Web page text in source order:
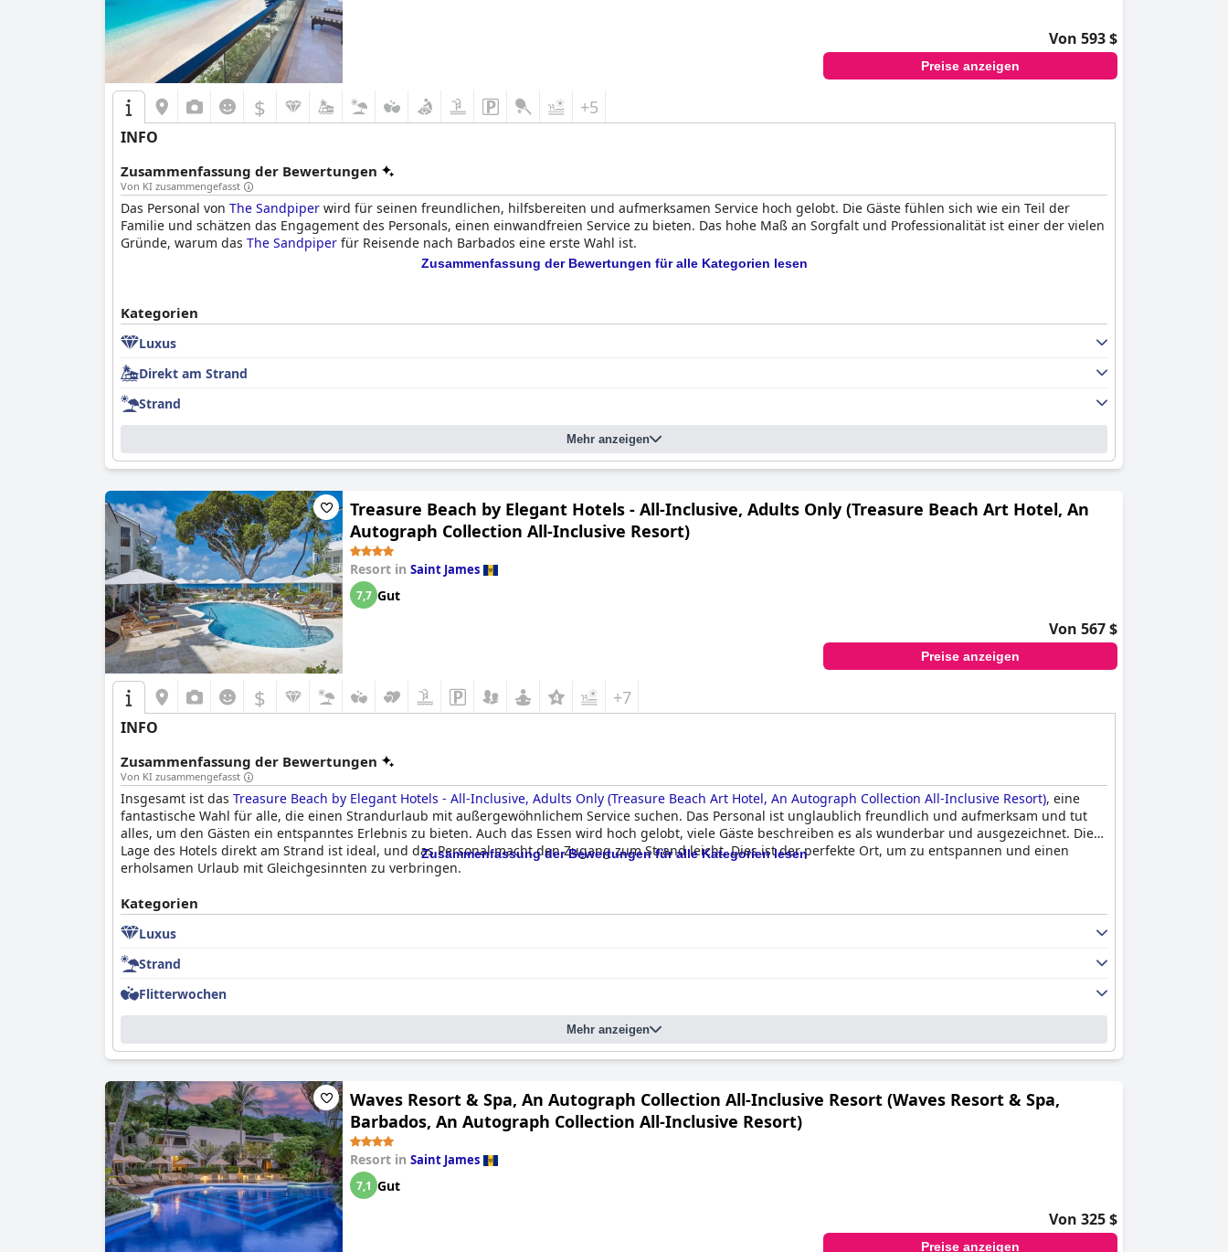
Von 593 $
Preise anzeigen
$ +5
INFO
Zusammenfassung der Bewertungen
Von KI zusammengefasst
Das Personal von The Sandpiper wird für seinen freundlichen, hilfsbereiten und aufmerksamen Service hoch gelobt. Die Gäste fühlen sich wie ein Teil der
Familie und schätzen das Engagement des Personals, einen einwandfreien Service zu bieten. Das hohe Maß an Sorgfalt und Professionalität ist einer der vielen
Gründe, warum das The Sandpiper für Reisende nach Barbados eine erste Wahl ist.
Zusammenfassung der Bewertungen für alle Kategorien lesen
Kategorien
Luxus
Direkt am Strand
Strand
Mehr anzeigen
Treasure Beach by Elegant Hotels - All-Inclusive, Adults Only (Treasure Beach Art Hotel, An
Autograph Collection All-Inclusive Resort)
Resort in Saint James
7,7 Gut
Von 567 $
Preise anzeigen
$ +7
INFO
Zusammenfassung der Bewertungen
Von KI zusammengefasst
Insgesamt ist das Treasure Beach by Elegant Hotels - All-Inclusive, Adults Only (Treasure Beach Art Hotel, An Autograph Collection All-Inclusive Resort), eine
fantastische Wahl für alle, die einen Strandurlaub mit außergewöhnlichem Service suchen. Das Personal ist unglaublich freundlich und aufmerksam und tut
alles, um den Gästen ein entspanntes Erlebnis zu bieten. Auch das Essen wird hoch gelobt, viele Gäste beschreiben es als wunderbar und ausgezeichnet. Die
Lage des Hotels direkt am Strand ist ideal, und das Personal macht den Zugang zum Strand leicht. Dies ist der perfekte Ort, um zu entspannen und einen
erholsamen Urlaub mit Gleichgesinnten zu verbringen.
Zusammenfassung der Bewertungen für alle Kategorien lesen
Kategorien
Luxus
Strand
Flitterwochen
Mehr anzeigen
Waves Resort & Spa, An Autograph Collection All-Inclusive Resort (Waves Resort & Spa,
Barbados, An Autograph Collection All-Inclusive Resort)
Resort in Saint James
7,1 Gut
Von 325 $
Preise anzeigen